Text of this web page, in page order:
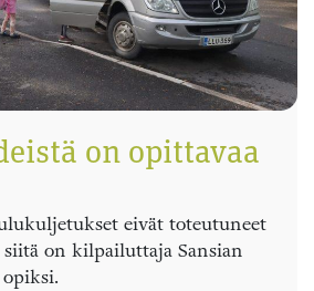
on opittavaa
eivät toteutuneet
on kilpailuttaja Sansian